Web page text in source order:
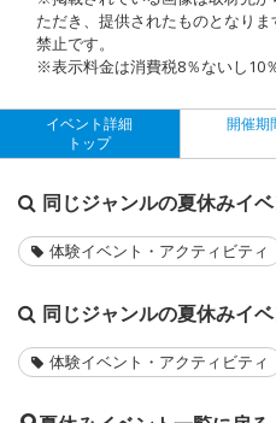
ただき、提供されたものとなり
禁止です。
※表示料金は消費税8％ないし10
イベント詳細
トップ
開催期
同じジャンルの夏休みイ
体験イベント・アクティビティ
同じジャンルの夏休みイ
体験イベント・アクティビティ